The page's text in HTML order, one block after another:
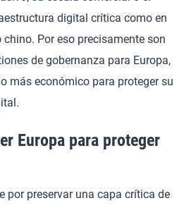
digital crítica como en
Por eso precisamente son
de gobernanza para Europa,
más económico para proteger su
Europa para proteger
por preservar una capa crítica de